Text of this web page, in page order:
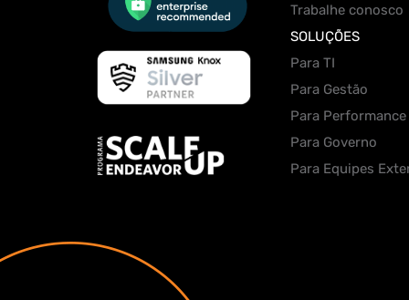
Trabalhe conosco
SOLUÇÕES
Para TI
Para Gestão
Para Performance
Para Governo
Para Equipes